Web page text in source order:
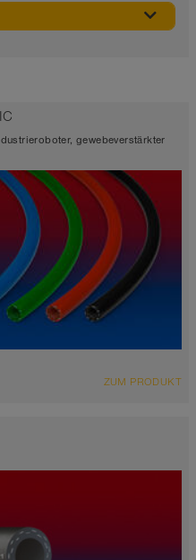
gewebeverstärkter
ZUM PRODUKT